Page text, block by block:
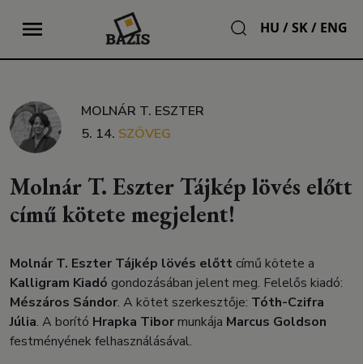
HU /SK/ ENG
MOLNÁR T. ESZTER
5. 14. SZÖVEG
Molnár T. Eszter Tájkép lövés előtt
című kötete megjelent!
Molnár T. Eszter Tájkép lövés előtt című kötete a
Kalligram Kiadó gondozásában jelent meg. Felelős kiadó:
Mészáros Sándor. A kötet szerkesztője: Tóth-Czifra
Júlia. A borító Hrapka Tibormunkája Marcus Goldson
festményének felhasználásával.